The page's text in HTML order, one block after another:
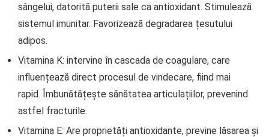
sângelui, datorită puterii sale ca antioxidant. Stimulează
sistemul imunitar. Favorizează degradarea țesutului
adipos.
Vitamina K: intervine în cascada de coagulare, care
influențează direct procesul de vindecare, fiind mai
rapid. Îmbunătățește sănătatea articulațiilor, prevenind
astfel fracturile.
Vitamina E: Are proprietăți antioxidante, previne lăsarea și